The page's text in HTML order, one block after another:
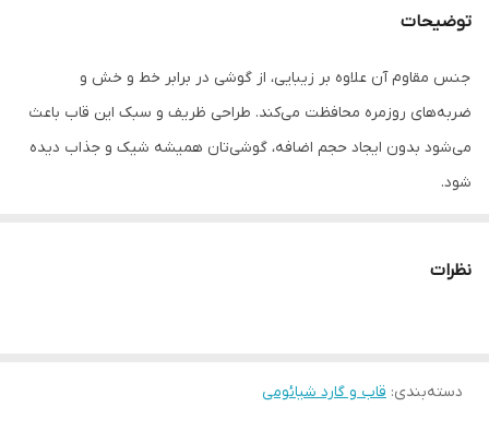
توضیحات
جنس مقاوم آن علاوه بر زیبایی، از گوشی در برابر خط و خش و
ضربه‌های روزمره محافظت می‌کند. طراحی ظریف و سبک این قاب باعث
می‌شود بدون ایجاد حجم اضافه، گوشی‌تان همیشه شیک و جذاب دیده
شود.
نظرات
دسته‌بندی: قاب و گارد شیائومی